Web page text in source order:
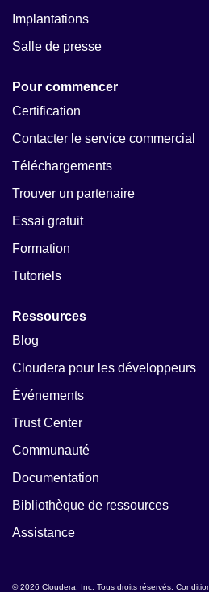
Implantations
Salle de presse
Pour commencer
Certification
Contacter le service commercial
Téléchargements
Trouver un partenaire
Essai gratuit
Formation
Tutoriels
Ressources
Blog
Cloudera pour les développeurs
Événements
Trust Center
Communauté
Documentation
Bibliothèque de ressources
Assistance
© 2026 Cloudera, Inc. Tous droits réservés.